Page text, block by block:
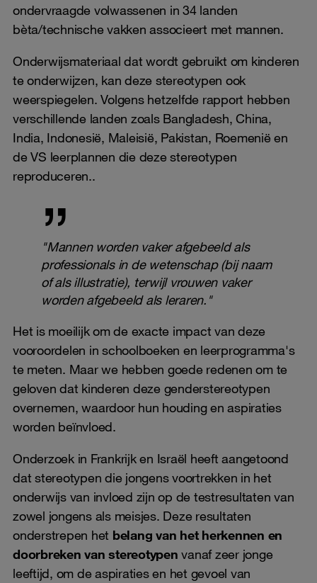
ondervraagde volwassenen in 34 landen
bèta/technische vakken associeert met mannen.
Onderwijsmateriaal dat wordt gebruikt om kinderen
te onderwijzen, kan deze stereotypen ook
weerspiegelen. Volgens hetzelfde rapport hebben
verschillende landen zoals Bangladesh, China,
India, Indonesië, Maleisië, Pakistan, Roemenië en
de VS leerplannen die deze stereotypen
reproduceren..
"Mannen worden vaker afgebeeld als
professionals in de wetenschap (bij naam
of als illustratie), terwijl vrouwen vaker
worden afgebeeld als leraren."
Het is moeilijk om de exacte impact van deze
vooroordelen in schoolboeken en leerprogramma's
te meten. Maar we hebben goede redenen om te
geloven dat kinderen deze genderstereotypen
overnemen, waardoor hun houding en aspiraties
worden beïnvloed.
Onderzoek in Frankrijk en Israël heeft aangetoond
dat stereotypen die jongens voortrekken in het
onderwijs van invloed zijn op de testresultaten van
zowel jongens als meisjes. Deze resultaten
onderstrepen het belang van het herkennen en
doorbreken van stereotypen vanaf zeer jonge
leeftijd, om de aspiraties en het gevoel van